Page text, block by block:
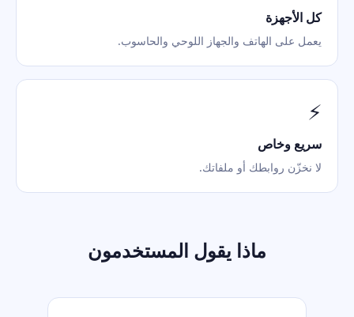
كل الأجهزة
يعمل على الهاتف والجهاز اللوحي والحاسوب.
⚡
سريع وخاص
لا نخزّن روابطك أو ملفاتك.
ماذا يقول المستخدمون